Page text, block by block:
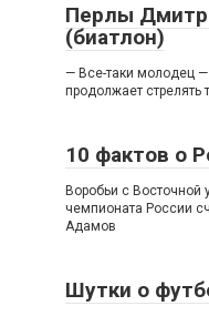
Перлы
(биатлон)
— Все-таки молодец —
продолжает стрелять
10 фактов о
Воробьи с
чемпионата России
Адамов
Шутки о